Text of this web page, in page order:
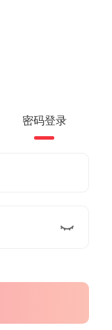
密码登录